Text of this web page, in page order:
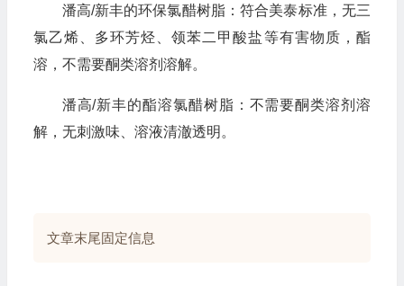
潘高/新丰的环保氯醋树脂：符合美泰标准，无三
氯乙烯、多环芳烃、领苯二甲酸盐等有害物质，酯
溶，不需要酮类溶剂溶解。
潘高/新丰的酯溶氯醋树脂：不需要酮类溶剂溶
解，无刺激味、溶液清澈透明。
文章末尾固定信息